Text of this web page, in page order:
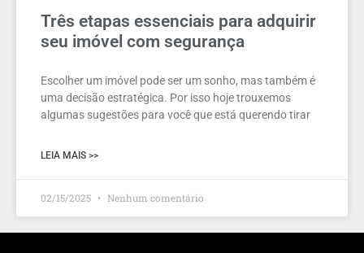
Três etapas essenciais para adquirir
seu imóvel com segurança
Escolher um imóvel pode ser um sonho, mas também é
uma decisão estratégica. Por isso hoje trouxemos
algumas sugestões para você que está querendo tirar
LEIA MAIS >>
02/15/2025 Nenhum comentário